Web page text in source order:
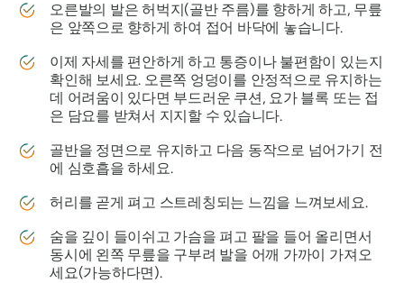
오른발의 발은 허벅지(골반 주름)를 향하게 하고, 무릎
은 앞쪽으로 향하게 하여 접어 바닥에 놓습니다.
이제 자세를 편안하게 하고 통증이나 불편함이 있는지
확인해 보세요. 오른쪽 엉덩이를 안정적으로 유지하는
데 어려움이 있다면 부드러운 쿠션, 요가 블록 또는 접
은 담요를 받쳐서 지지할 수 있습니다.
골반을 정면으로 유지하고 다음 동작으로 넘어가기 전
에 심호흡을 하세요.
허리를 곧게 펴고 스트레칭되는 느낌을 느껴보세요.
숨을 깊이 들이쉬고 가슴을 펴고 팔을 들어 올리면서
동시에 왼쪽 무릎을 구부려 발을 어깨 가까이 가져오
세요(가능하다면).